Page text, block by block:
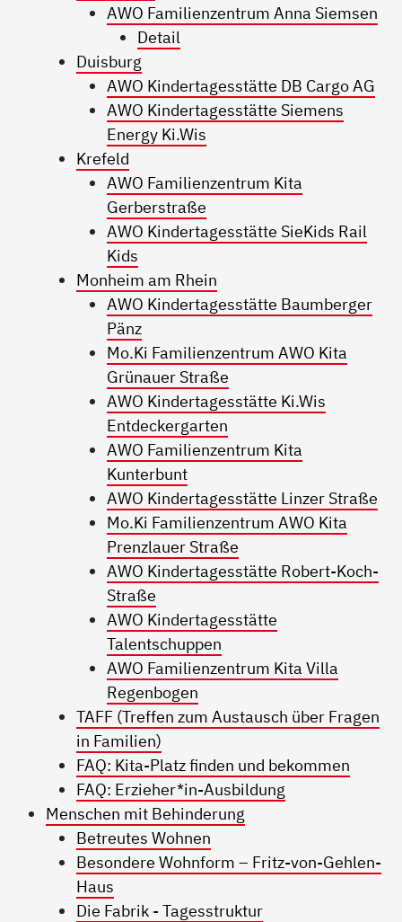
AWO Familienzentrum Anna Siemsen
Detail
Duisburg
AWO Kindertagesstätte DB Cargo AG
AWO Kindertagesstätte Siemens
Energy Ki.Wis
Krefeld
AWO Familienzentrum Kita
Gerberstraße
AWO Kindertagesstätte SieKids Rail
Kids
Monheim am Rhein
AWO Kindertagesstätte Baumberger
Pänz
Mo.Ki Familienzentrum AWO Kita
Grünauer Straße
AWO Kindertagesstätte Ki.Wis
Entdeckergarten
AWO Familienzentrum Kita
Kunterbunt
AWO Kindertagesstätte Linzer Straße
Mo.Ki Familienzentrum AWO Kita
Prenzlauer Straße
AWO Kindertagesstätte Robert-Koch-
Straße
AWO Kindertagesstätte
Talentschuppen
AWO Familienzentrum Kita Villa
Regenbogen
TAFF (Treffen zum Austausch über Fragen
in Familien)
FAQ: Kita-Platz finden und bekommen
FAQ: Erzieher*in-Ausbildung
Menschen mit Behinderung
Betreutes Wohnen
Besondere Wohnform – Fritz-von-Gehlen-
Haus
Die Fabrik - Tagesstruktur